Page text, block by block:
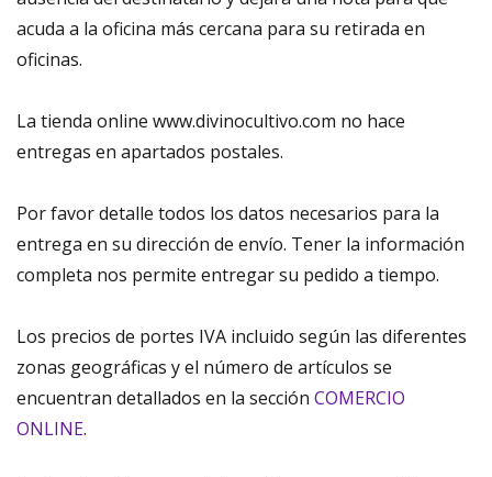
acuda a la oficina más cercana para su retirada en
oficinas.
La tienda online www.divinocultivo.com no hace
entregas en apartados postales.
Por favor detalle todos los datos necesarios para la
entrega en su dirección de envío. Tener la información
completa nos permite entregar su pedido a tiempo.
Los precios de portes IVA incluido según las diferentes
zonas geográficas y el número de artículos se
encuentran detallados en la sección COMERCIO
ONLINE.